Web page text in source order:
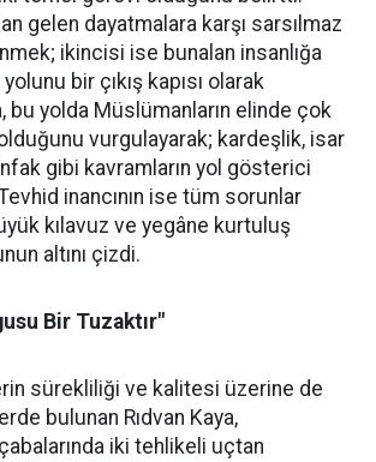
gelen dayatmalara karşı sarsılmaz
ikincisi ise bunalan insanlığa
yolunu bir çıkış kapısı olarak
bu yolda Müslümanların elinde çok
vurgulayarak; kardeşlik, isar
gibi kavramların yol gösterici
inancının ise tüm sorunlar
kılavuz ve yegâne kurtuluş
altını çizdi.
Bir Tuzaktır"
sürekliliği ve kalitesi üzerine de
bulunan Rıdvan Kaya,
iki tehlikeli uçtan